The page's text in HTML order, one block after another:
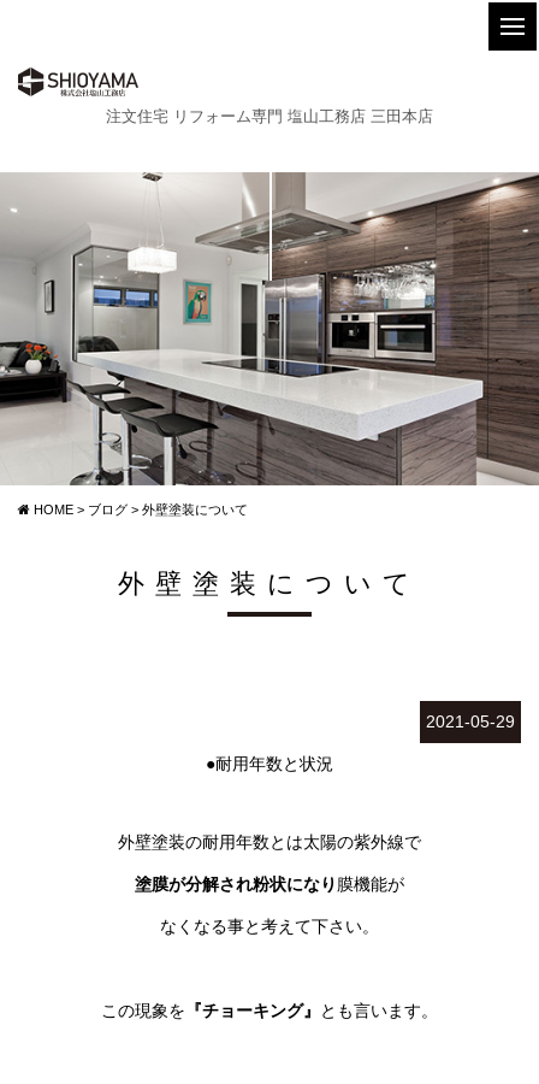
注文住宅 リフォーム専門 塩山工務店 三田本店
HOME > ブログ > 外壁塗装について
外壁塗装について
2021-05-29
●耐用年数と状況
外壁塗装の耐用年数とは太陽の紫外線で
塗膜が分解され粉状になり 膜機能が
なくなる事と考えて下さい。
この現象を 『チョーキング』 とも言います。